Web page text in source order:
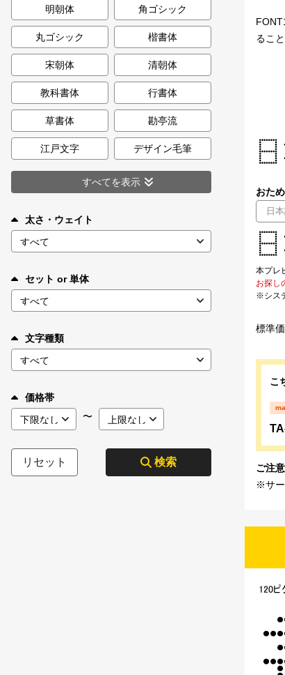
カート 0
マイページ
お気に入り
ご利用ガイド
お問い合わせ
明朝体
角ゴシック
丸ゴシック 楷書体
宋朝体 清朝体
教科書体 行書体
草書体 勘亭流
江戸文字 デザイン毛筆
すべてを表示
太さ・ウェイト
セット or 単体
文字種類
価格帯
〜
リセット 検索
るこ
おた
本プレ
お探し
※シス
標準
こ
ご注
※サー